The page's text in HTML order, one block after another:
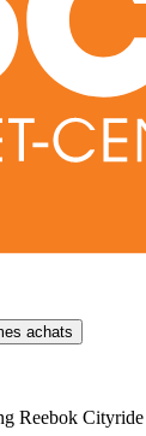
achats
Reebok Cityride